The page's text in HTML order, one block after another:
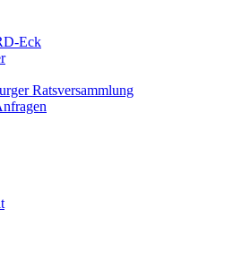
Eck
Ratsversammlung